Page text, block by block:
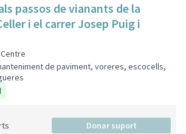
passos de vianants de la
i el carrer Josep Puig i
Centre
de paviment, voreres, escocells,
Donar suport